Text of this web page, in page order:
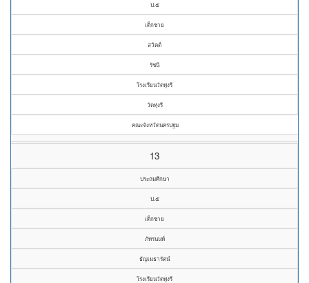
ป.๕
เด็กชาย
สวิตต์
รัชนี
โรงเรียนวัดทุ่งรี
วัดทุ่งรี
คณะจังหวัดนครปฐม
13
ประถมศึกษา
ป.๕
เด็กชาย
ภัทรนนท์
ธัญเมธารัตน์
โรงเรียนวัดทุ่งรี